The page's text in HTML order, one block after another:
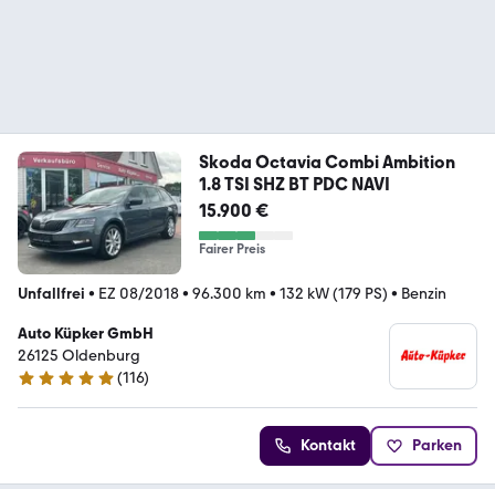
Skoda Octavia Combi Ambition
1.8 TSI SHZ BT PDC NAVI
15.900 €
Fairer Preis
Unfallfrei • EZ 08/2018• 96.300 km • 132 kW (179 PS) • Benzin
Auto Küpker GmbH
26125 Oldenburg
5 Sterne
(116)
Kontakt Parken